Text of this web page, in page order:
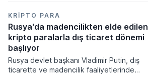
kayıplarının tetikleyeceği kredi krizinin
küresel likidite artışına yol açacağını belirtti
ve bitcoinin bu süreçte en hızlı tepki veren
varlık olacağı vurguladı.
KRIPTO PARA
Rusya'da madencilikten elde edilen
kripto paralarla dış ticaret dönemi
başlıyor
Rusya devlet başkanı Vladimir Putin, dış
ticarette ve madencilik faaliyetlerinde